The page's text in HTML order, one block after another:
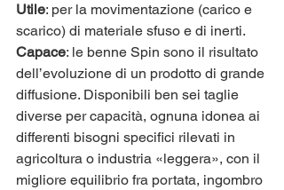
Utile: per la movimentazione (carico e
scarico) di materiale sfuso e di inerti.
Capace: le benne Spin sono il risultato
dell’evoluzione di un prodotto di grande
diffusione. Disponibili ben sei taglie
diverse per capacità, ognuna idonea ai
differenti bisogni specifici rilevati in
agricoltura o industria «leggera», con il
migliore equilibrio fra portata, ingombro